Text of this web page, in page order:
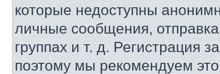
которые недоступны
личные сообщения,
группах и т. д. Регистрация
поэтому мы рекомендуем